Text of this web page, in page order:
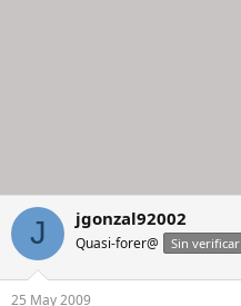
J jgonzal92002
Quasi-forer@ Sin verificar
25 May 2009